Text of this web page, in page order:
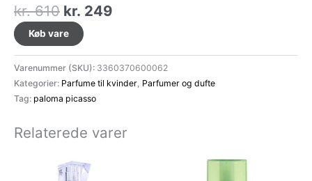
kr.610 Den
oprindelige
pris
var:
kr. 610.
kr. 249
er:
kr. 249.
Køb vare
Varenummer (SKU): 3360370600062
Kategorier: Parfume til kvinder Parfumer og dufte
Tag: paloma picasso
Relaterede varer